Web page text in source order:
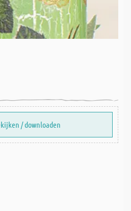
/ downloaden